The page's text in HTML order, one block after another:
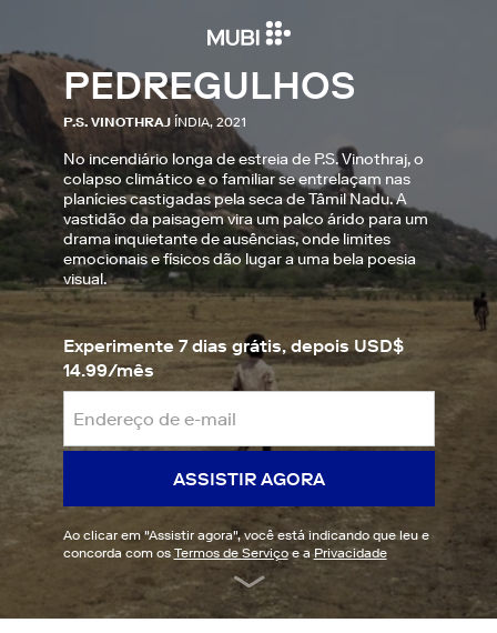
PEDREGULHOS
P.S. VINOTHRAJ ÍNDIA, 2021
No incendiário longa de estreia de P.S. Vinothraj, o
colapso climático e o familiar se entrelaçam nas
planícies castigadas pela seca de Tâmil Nadu. A
vastidão da paisagem vira um palco árido para um
drama inquietante de ausências, onde limites
emocionais e físicos dão lugar a uma bela poesia
visual.
Experimente 7 dias grátis, depois USD$
14.99/mês
ASSISTIR AGORA
Ao clicar em "Assistir agora", você está indicando que leu e
concorda com os Termos de Serviçoe aPrivacidade